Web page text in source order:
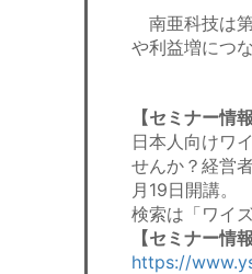
南亜科技は
や利益増につ
【セミナー情
日本人向けワ
せんか？経営
月19日開講。
検索は「ワイ
【セミナー情
https://